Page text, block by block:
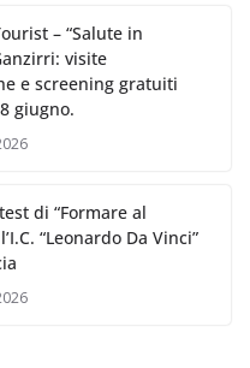
– “Salute in
visite
e screening gratuiti
giugno.
di “Formare al
“Leonardo Da Vinci”